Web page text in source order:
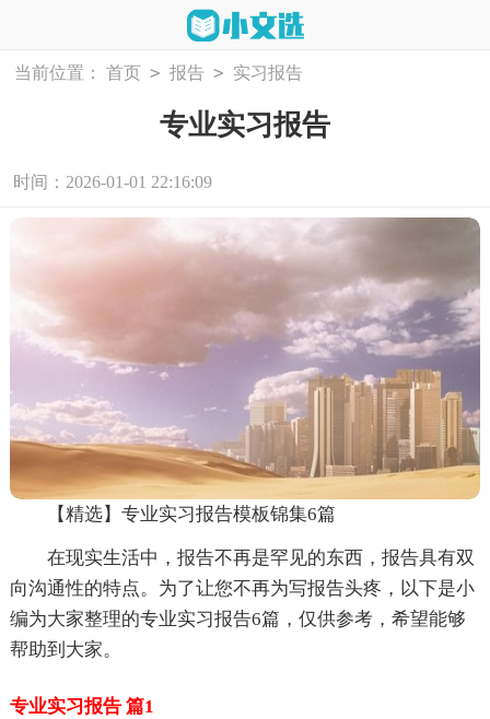
当前位置： 首页 > 报告 > 实习报告
专业实习报告
时间：2026-01-01 22:16:09
【精选】专业实习报告模板锦集6篇
在现实生活中，报告不再是罕见的东西，报告具有双
向沟通性的特点。为了让您不再为写报告头疼，以下是小
编为大家整理的专业实习报告6篇，仅供参考，希望能够
帮助到大家。
专业实习报告 篇1